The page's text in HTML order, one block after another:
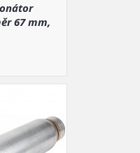
67 mm,